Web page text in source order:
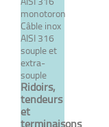
monotoron
Câble inox
AISI 316
souple et
extra-
souple
Ridoirs,
tendeurs
et
terminaisons
CHEVILLE